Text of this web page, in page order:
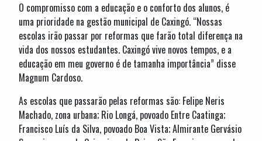
O compromisso com a educação e o conforto dos alunos, é
uma prioridade na gestão municipal de Caxingó. “Nossas
escolas irão passar por reformas que farão total diferença na
vida dos nossos estudantes. Caxingó vive novos tempos, e a
educação em meu governo é de tamanha importância” disse
Magnum Cardoso.
As escolas que passarão pelas reformas são: Felipe Neris
Machado, zona urbana; Rio Longá, povoado Entre Caatinga;
Francisco Luís da Silva, povoado Boa Vista; Almirante Gervásio